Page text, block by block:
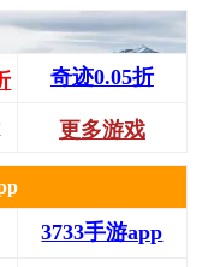
奇迹0.05折
更多游戏
3733手游app